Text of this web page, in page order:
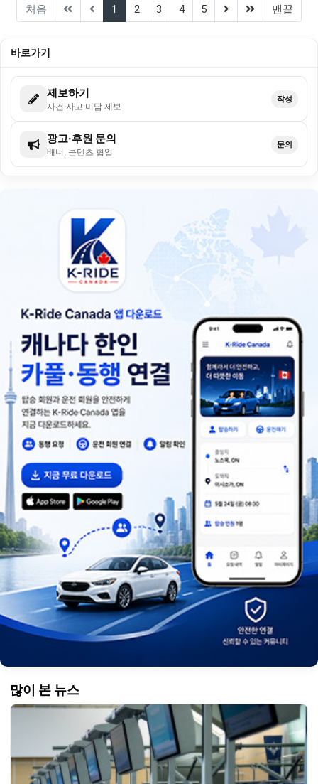
처음 1 (current)
2 3 4 5 (next)(last)맨끝
바로가기
제보하기
사건·사고·미담 제보
작성
광고·후원 문의
배너, 콘텐츠 협업
문의
많이 본 뉴스